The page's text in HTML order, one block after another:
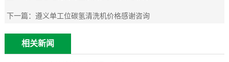
下一篇：遵义单工位碳氢清洗机价格感谢咨询
相关新闻